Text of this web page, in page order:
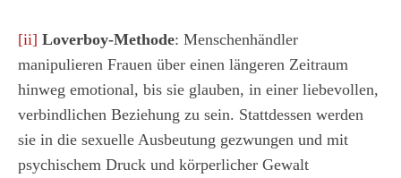
[ii] Loverboy-Methode: Menschenhändler
manipulieren Frauen über einen längeren Zeitraum
hinweg emotional, bis sie glauben, in einer liebevollen,
verbindlichen Beziehung zu sein. Stattdessen werden
sie in die sexuelle Ausbeutung gezwungen und mit
psychischem Druck und körperlicher Gewalt